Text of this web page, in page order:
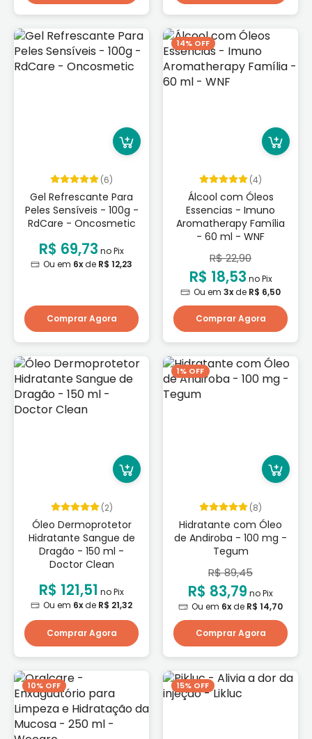
(6)
Gel Refrescante Para
Peles Sensíveis - 100g -
RdCare - Oncosmetic
R$ 69,73 no Pix
Ou em 6xde R$ 12,23
Comprar Agora
14% OFF
(4)
Álcool com Óleos
Essencias - Imuno
Aromatherapy Família
- 60 ml - WNF
R$ 22,90
R$ 18,53 no Pix
Ou em 3xde R$ 6,50
Comprar Agora
(2)
Óleo Dermoprotetor
Hidratante Sangue de
Dragão - 150 ml -
Doctor Clean
R$ 121,51 no Pix
Ou em 6xde R$ 21,32
Comprar Agora
1% OFF
(8)
Hidratante com Óleo
de Andiroba - 100 mg -
Tegum
R$ 89,45
R$ 83,79 no Pix
Ou em 6xde R$ 14,70
Comprar Agora
10% OFF 15% OFF